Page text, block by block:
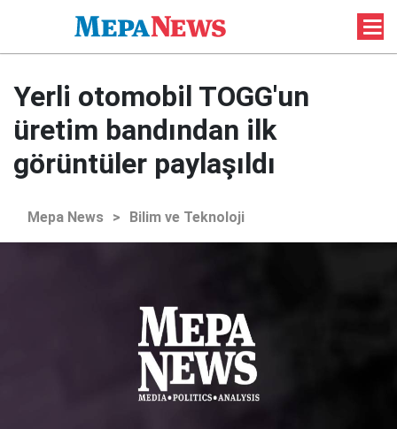
Yerli otomobil TOGG'un
üretim bandından ilk
görüntüler paylaşıldı
Mepa News > Bilim ve Teknoloji